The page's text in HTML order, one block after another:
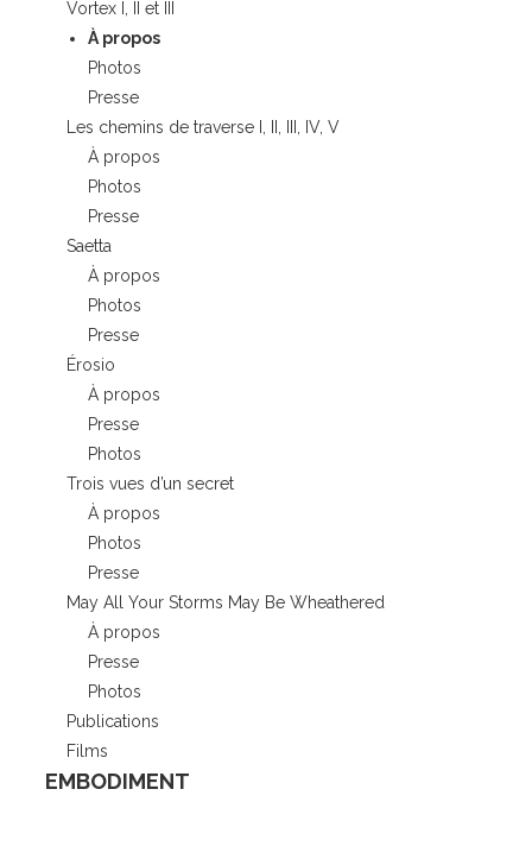
Vortex I, II et III
À propos
Photos
Presse
Les chemins de traverse I, II, III, IV, V
À propos
Photos
Presse
Saetta
À propos
Photos
Presse
Érosio
À propos
Presse
Photos
Trois vues d’un secret
À propos
Photos
Presse
May All Your Storms May Be Wheathered
À propos
Presse
Photos
Publications
Films
EMBODIMENT